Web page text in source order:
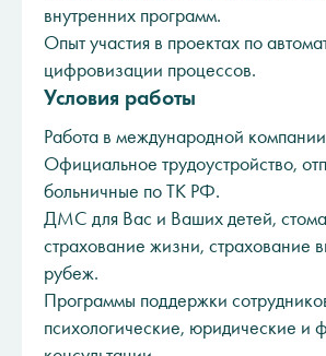
внутренних программ.
Опыт участия в проектах по
цифровизации процессов.
Условия работы
Работа в международной
Официальное трудоустройство,
больничные по ТК РФ.
ДМС для Вас и Ваших детей,
страхование жизни, страхование
рубеж.
Программы поддержки
психологические, юридические и